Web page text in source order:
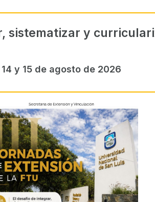
sistematizar y
14 y 15 de agosto de 2026